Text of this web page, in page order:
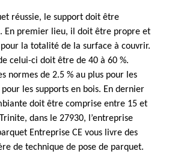
réussie, le support doit être
En premier lieu, il doit être propre et
la totalité de la surface à couvrir.
celui-ci doit être de 40 à 60 %.
normes de 2.5 % au plus pour les
les supports en bois. En dernier
doit être comprise entre 15 et
dans le 27930, l’entreprise
Entreprise CE vous livre des
de technique de pose de parquet.